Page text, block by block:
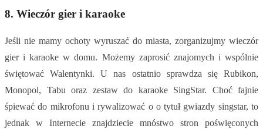
8. Wieczór gier i karaoke
Jeśli nie mamy ochoty wyruszać do miasta, zorganizujmy wieczór
gier i karaoke w domu. Możemy zaprosić znajomych i wspólnie
świętować Walentynki. U nas ostatnio sprawdza się Rubikon,
Monopol, Tabu oraz zestaw do karaoke SingStar. Choć fajnie
śpiewać do mikrofonu i rywalizować o o tytuł gwiazdy singstar, to
jednak w Internecie znajdziecie mnóstwo stron poświęconych